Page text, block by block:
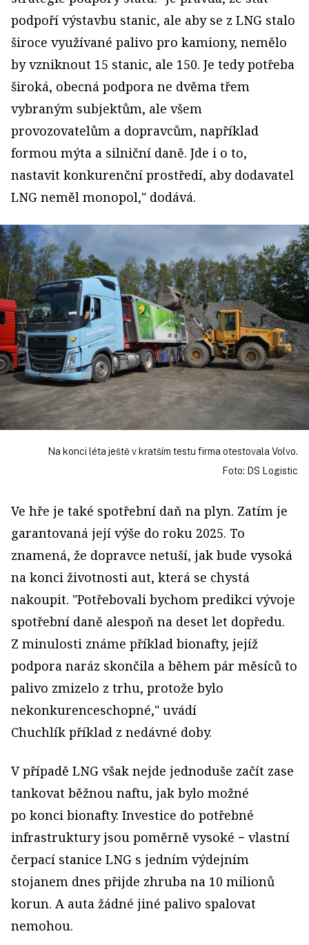
podpoří výstavbu stanic, ale aby se z LNG stalo
široce využívané palivo pro kamiony, nemělo
by vzniknout 15 stanic, ale 150. Je tedy potřeba
široká, obecná podpora ne dvěma třem
vybraným subjektům, ale všem
provozovatelům a dopravcům, například
formou mýta a silniční daně. Jde i o to,
nastavit konkurenční prostředí, aby dodavatel
LNG neměl monopol," dodává.
Na konci léta ještě v kratším testu firma otestovala Volvo.
Foto: DS Logistic
Ve hře je také spotřební daň na plyn. Zatím je
garantovaná její výše do roku 2025. To
znamená, že dopravce netuší, jak bude vysoká
na konci životnosti aut, která se chystá
nakoupit. "Potřebovali bychom predikci vývoje
spotřební daně alespoň na deset let dopředu.
Z minulosti známe příklad bionafty, jejíž
podpora naráz skončila a během pár měsíců to
palivo zmizelo z trhu, protože bylo
nekonkurenceschopné," uvádí
Chuchlík příklad z nedávné doby.
V případě LNG však nejde jednoduše začít zase
tankovat běžnou naftu, jak bylo možné
po konci bionafty. Investice do potřebné
infrastruktury jsou poměrně vysoké − vlastní
čerpací stanice LNG s jedním výdejním
stojanem dnes přijde zhruba na 10 milionů
korun. A auta žádné jiné palivo spalovat
nemohou.